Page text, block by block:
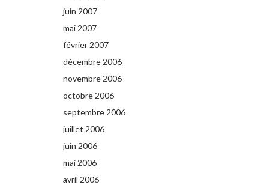
juin 2007
mai 2007
février 2007
décembre 2006
novembre 2006
octobre 2006
septembre 2006
juillet 2006
juin 2006
mai 2006
avril 2006